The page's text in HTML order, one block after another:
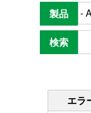
製品
検索
エラ